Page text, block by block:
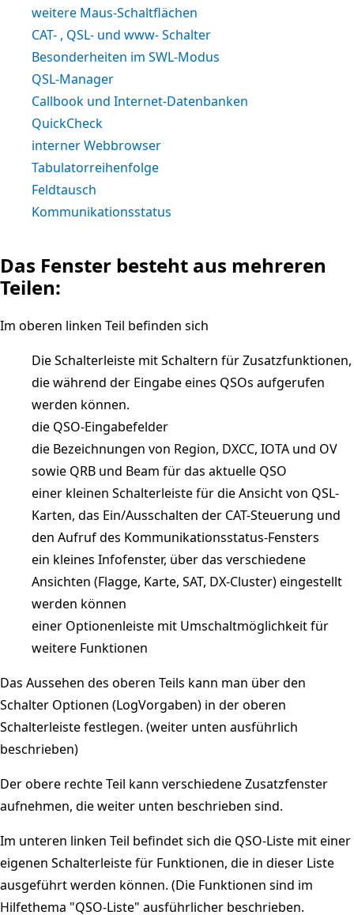
weitere Maus-Schaltflächen
CAT- , QSL- und www- Schalter
Besonderheiten im SWL-Modus
QSL-Manager
Callbook und Internet-Datenbanken
QuickCheck
interner Webbrowser
Tabulatorreihenfolge
Feldtausch
Kommunikationsstatus
Das Fenster besteht aus mehreren
Teilen:
Im oberen linken Teil befinden sich
Die Schalterleiste mit Schaltern für Zusatzfunktionen,
die während der Eingabe eines QSOs aufgerufen
werden können.
die QSO-Eingabefelder
die Bezeichnungen von Region, DXCC, IOTA und OV
sowie QRB und Beam für das aktuelle QSO
einer kleinen Schalterleiste für die Ansicht von QSL-
Karten, das Ein/Ausschalten der CAT-Steuerung und
den Aufruf des Kommunikationsstatus-Fensters
ein kleines Infofenster, über das verschiedene
Ansichten (Flagge, Karte, SAT, DX-Cluster) eingestellt
werden können
einer Optionenleiste mit Umschaltmöglichkeit für
weitere Funktionen
Das Aussehen des oberen Teils kann man über den
Schalter Optionen (LogVorgaben) in der oberen
Schalterleiste festlegen. (weiter unten ausführlich
beschrieben)
Der obere rechte Teil kann verschiedene Zusatzfenster
aufnehmen, die weiter unten beschrieben sind.
Im unteren linken Teil befindet sich die QSO-Liste mit einer
eigenen Schalterleiste für Funktionen, die in dieser Liste
ausgeführt werden können. (Die Funktionen sind im
Hilfethema "QSO-Liste" ausführlicher beschrieben.